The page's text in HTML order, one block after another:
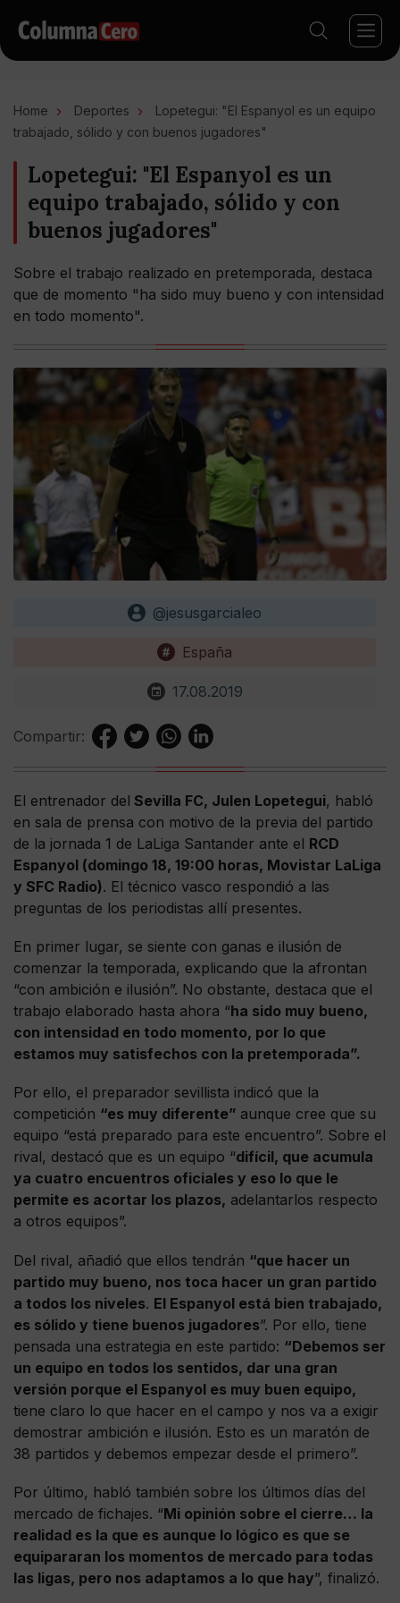
Home Deportes
Lopetegui: "El Espanyol es un equipo
trabajado, sólido y con buenos jugadores"
Lopetegui: "El Espanyol es un
equipo trabajado, sólido y con
buenos jugadores"
Sobre el trabajo realizado en pretemporada, destaca
que de momento "ha sido muy bueno y con intensidad
en todo momento".
@jesusgarcialeo
España
17.08.2019
Compartir:
El entrenador del Sevilla FC, Julen Lopetegui, habló
en sala de prensa con motivo de la previa del partido
de la jornada 1 de LaLiga Santander ante el RCD
Espanyol (domingo 18, 19:00 horas, Movistar LaLiga
y SFC Radio). El técnico vasco respondió a las
preguntas de los periodistas allí presentes.
En primer lugar, se siente con ganas e ilusión de
comenzar la temporada, explicando que la afrontan
“con ambición e ilusión”. No obstante, destaca que el
trabajo elaborado hasta ahora “ha sido muy bueno,
con intensidad en todo momento, por lo que
estamos muy satisfechos con la pretemporada”.
Por ello, el preparador sevillista indicó que la
competición “es muy diferente” aunque cree que su
equipo “está preparado para este encuentro”. Sobre el
rival, destacó que es un equipo “difícil, que acumula
ya cuatro encuentros oficiales y eso lo que le
permite es acortar los plazos, adelantarlos respecto
a otros equipos”.
Del rival, añadió que ellos tendrán “que hacer un
partido muy bueno, nos toca hacer un gran partido
a todos los niveles. El Espanyol está bien trabajado,
es sólido y tiene buenos jugadores”. Por ello, tiene
pensada una estrategia en este partido: “Debemos ser
un equipo en todos los sentidos, dar una gran
versión porque el Espanyol es muy buen equipo,
tiene claro lo que hacer en el campo y nos va a exigir
demostrar ambición e ilusión. Esto es un maratón de
38 partidos y debemos empezar desde el primero”.
Por último, habló también sobre los últimos días del
mercado de fichajes. “Mi opinión sobre el cierre… la
realidad es la que es aunque lo lógico es que se
equipararan los momentos de mercado para todas
las ligas, pero nos adaptamos a lo que hay”, finalizó.